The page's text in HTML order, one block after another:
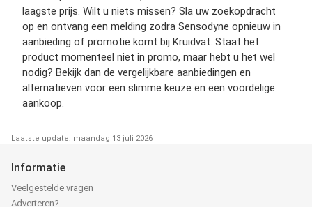
laagste prijs. Wilt u niets missen? Sla uw zoekopdracht
op en ontvang een melding zodra Sensodyne opnieuw in
aanbieding of promotie komt bij Kruidvat. Staat het
product momenteel niet in promo, maar hebt u het wel
nodig? Bekijk dan de vergelijkbare aanbiedingen en
alternatieven voor een slimme keuze en een voordelige
aankoop.
Laatste update: maandag 13 juli 2026
Informatie
Veelgestelde vragen
Adverteren?